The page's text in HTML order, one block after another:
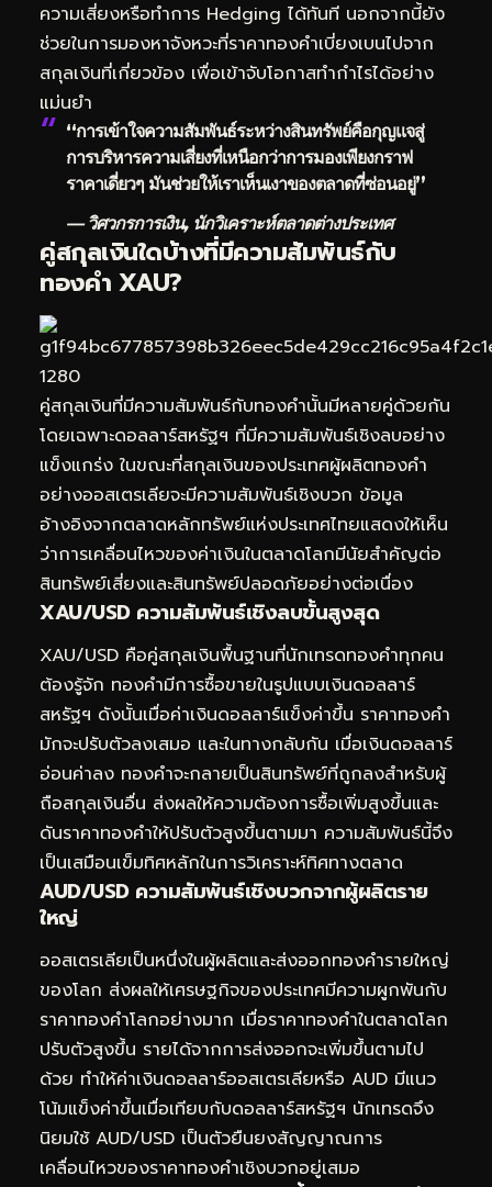
ความเสี่ยงหรือทำการ Hedging ได้ทันที นอกจากนี้ยัง
ช่วยในการมองหาจังหวะที่ราคาทองคำเบี่ยงเบนไปจาก
สกุลเงินที่เกี่ยวข้อง เพื่อเข้าจับโอกาสทำกำไรได้อย่าง
แม่นยำ
“การเข้าใจความสัมพันธ์ระหว่างสินทรัพย์คือกุญแจสู่
การบริหารความเสี่ยงที่เหนือกว่าการมองเพียงกราฟ
ราคาเดี่ยวๆ มันช่วยให้เราเห็นเงาของตลาดที่ซ่อนอยู่”
— วิศวกรการเงิน, นักวิเคราะห์ตลาดต่างประเทศ
คู่สกุลเงินใดบ้างที่มีความสัมพันธ์กับ
ทองคำ XAU?
คู่สกุลเงินที่มีความสัมพันธ์กับทองคำนั้นมีหลายคู่ด้วยกัน
โดยเฉพาะดอลลาร์สหรัฐฯ ที่มีความสัมพันธ์เชิงลบอย่าง
แข็งแกร่ง ในขณะที่สกุลเงินของประเทศผู้ผลิตทองคำ
อย่างออสเตรเลียจะมีความสัมพันธ์เชิงบวก ข้อมูล
อ้างอิงจากตลาดหลักทรัพย์แห่งประเทศไทยแสดงให้เห็น
ว่าการเคลื่อนไหวของค่าเงินในตลาดโลกมีนัยสำคัญต่อ
สินทรัพย์เสี่ยงและสินทรัพย์ปลอดภัยอย่างต่อเนื่อง
XAU/USD ความสัมพันธ์เชิงลบขั้นสูงสุด
XAU/USD คือคู่สกุลเงินพื้นฐานที่นักเทรดทองคำทุกคน
ต้องรู้จัก ทองคำมีการซื้อขายในรูปแบบเงินดอลลาร์
สหรัฐฯ ดังนั้นเมื่อค่าเงินดอลลาร์แข็งค่าขึ้น ราคาทองคำ
มักจะปรับตัวลงเสมอ และในทางกลับกัน เมื่อเงินดอลลาร์
อ่อนค่าลง ทองคำจะกลายเป็นสินทรัพย์ที่ถูกลงสำหรับผู้
ถือสกุลเงินอื่น ส่งผลให้ความต้องการซื้อเพิ่มสูงขึ้นและ
ดันราคาทองคำให้ปรับตัวสูงขึ้นตามมา ความสัมพันธ์นี้จึง
เป็นเสมือนเข็มทิศหลักในการวิเคราะห์ทิศทางตลาด
AUD/USD ความสัมพันธ์เชิงบวกจากผู้ผลิตราย
ใหญ่
ออสเตรเลียเป็นหนึ่งในผู้ผลิตและส่งออกทองคำรายใหญ่
ของโลก ส่งผลให้เศรษฐกิจของประเทศมีความผูกพันกับ
ราคาทองคำโลกอย่างมาก เมื่อราคาทองคำในตลาดโลก
ปรับตัวสูงขึ้น รายได้จากการส่งออกจะเพิ่มขึ้นตามไป
ด้วย ทำให้ค่าเงินดอลลาร์ออสเตรเลียหรือ AUD มีแนว
โน้มแข็งค่าขึ้นเมื่อเทียบกับดอลลาร์สหรัฐฯ นักเทรดจึง
นิยมใช้ AUD/USD เป็นตัวยืนยงสัญญาณการ
เคลื่อนไหวของราคาทองคำเชิงบวกอยู่เสมอ